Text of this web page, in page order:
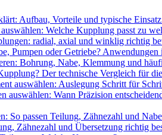
Aufbau, Vorteile und typische
Welche Kupplung passt zu
radial, axial und winklig richtig
Pumpen oder Getriebe?
Bohrung, Nabe, Klemmung und
Der technische Vergleich für
auswählen: Auslegung Schritt für
auswählen: Wann Präzision
So passen Teilung, Zähnezahl und
Zähnezahl und Übersetzung richtig